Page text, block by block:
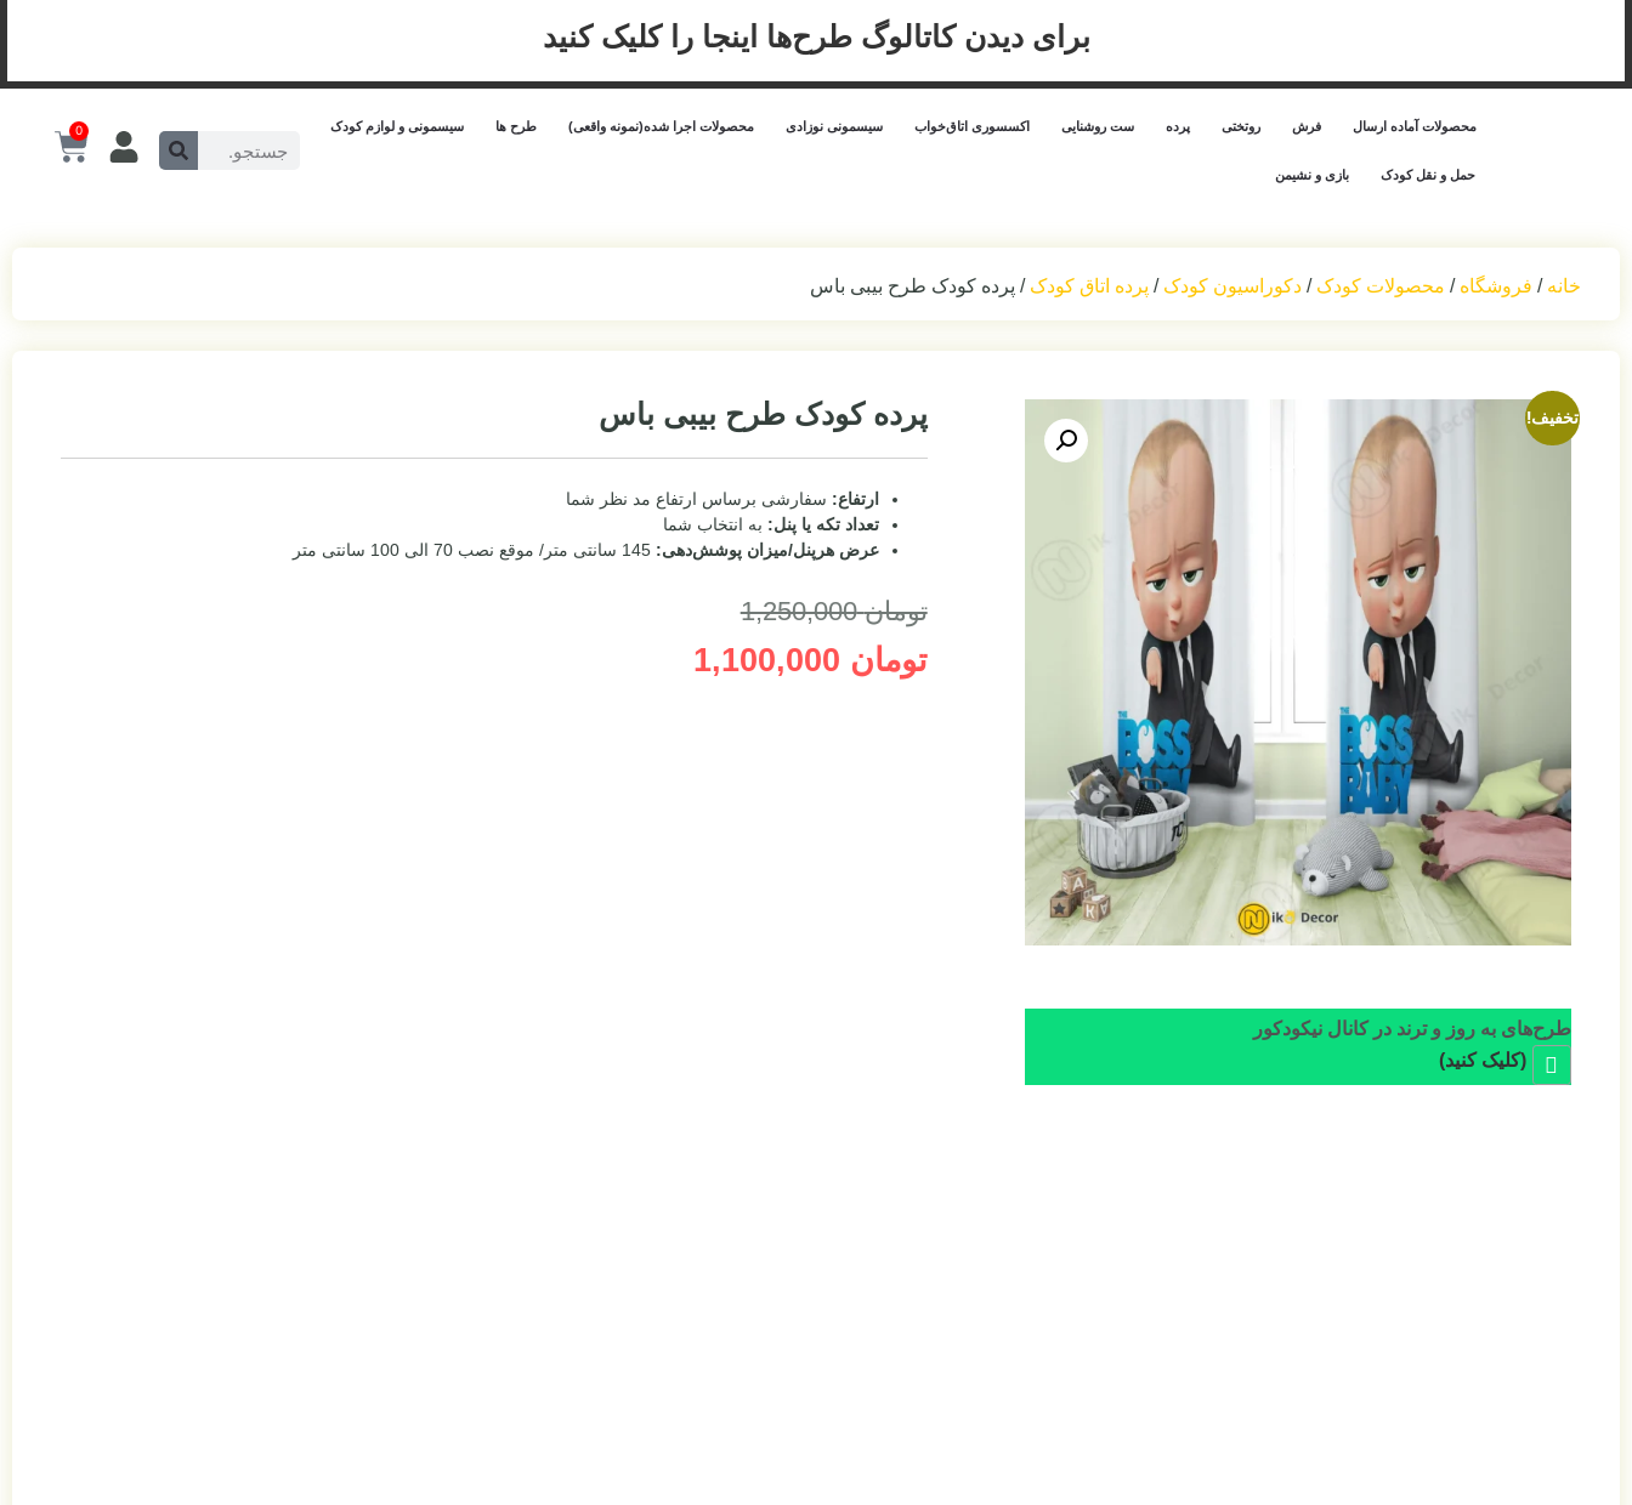
برای دیدن کاتالوگ طرح‌ها اینجا را کلیک کنید
محصولات آماده ارسال فرش روتختی پرده ست روشنایی اکسسوری اتاق‌خواب سیسمونی نوزادی محصولات اجرا شده(نمونه واقعی) طرح ها سیسمونی و لوازم کودک
حمل‌ و نقل کودک بازی و نشیمن
0
خانه / فروشگاه / محصولات کودک / دکوراسیون کودک / پرده اتاق کودک / پرده کودک طرح بیبی باس
تخفیف!
طرح‌های به روز و ترند در کانال نیکودکور
(کلیک کنید)
پرده کودک طرح بیبی باس
ارتفاع: سفارشی برساس ارتفاع مد نظر شما
تعداد تکه یا پنل: به انتخاب شما
عرض هرپنل/میزان پوشش‌دهی: 145 سانتی متر/ موقع نصب 70 الی 100 سانتی متر
تومان1,250,000
تومان